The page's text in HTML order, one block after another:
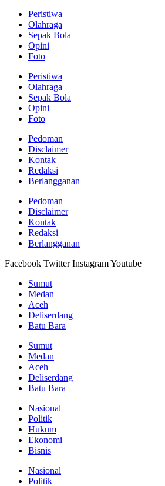
Peristiwa
Olahraga
Sepak Bola
Opini
Foto
Peristiwa
Olahraga
Sepak Bola
Opini
Foto
Pedoman
Disclaimer
Kontak
Redaksi
Berlangganan
Pedoman
Disclaimer
Kontak
Redaksi
Berlangganan
Facebook Twitter InstagramYoutube
Sumut
Medan
Aceh
Deliserdang
Batu Bara
Sumut
Medan
Aceh
Deliserdang
Batu Bara
Nasional
Politik
Hukum
Ekonomi
Bisnis
Nasional
Politik